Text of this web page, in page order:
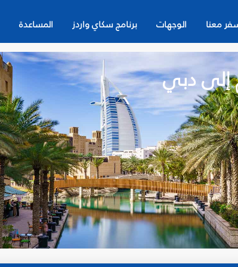
معنا الوجهات برنامج سكاي واردز المساعدة
إلى دبي